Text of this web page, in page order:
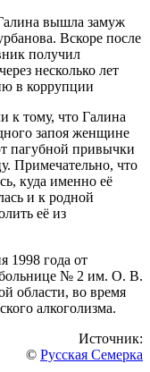
вышла замуж
Вскоре после
получил
несколько лет
в коррупции
к тому, что Галина
запоя женщине
пагубной привычки
Примечательно, что
куда именно её
и к родной
её из
1998 года от
больнице № 2 им. О. В.
области, во время
алкоголизма.
Источник:
© Русская Семерка